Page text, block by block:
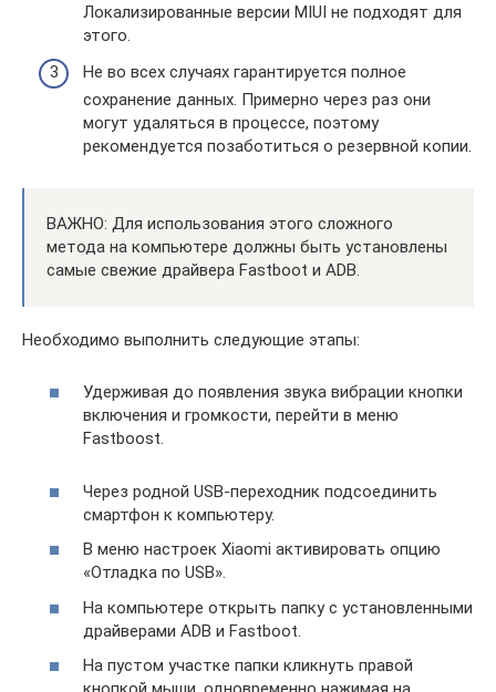
Локализированные версии MIUI не подходят для
этого.
Не во всех случаях гарантируется полное
сохранение данных. Примерно через раз они
могут удаляться в процессе, поэтому
рекомендуется позаботиться о резервной копии.
ВАЖНО: Для использования этого сложного
метода на компьютере должны быть установлены
самые свежие драйвера Fastboot и ADB.
Необходимо выполнить следующие этапы:
Удерживая до появления звука вибрации кнопки
включения и громкости, перейти в меню
Fastboost.
Через родной USB-переходник подсоединить
смартфон к компьютеру.
В меню настроек Xiaomi активировать опцию
«Отладка по USB».
На компьютере открыть папку с установленными
драйверами ADB и Fastboot.
На пустом участке папки кликнуть правой